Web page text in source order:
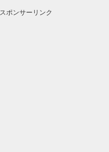
スポンサーリンク